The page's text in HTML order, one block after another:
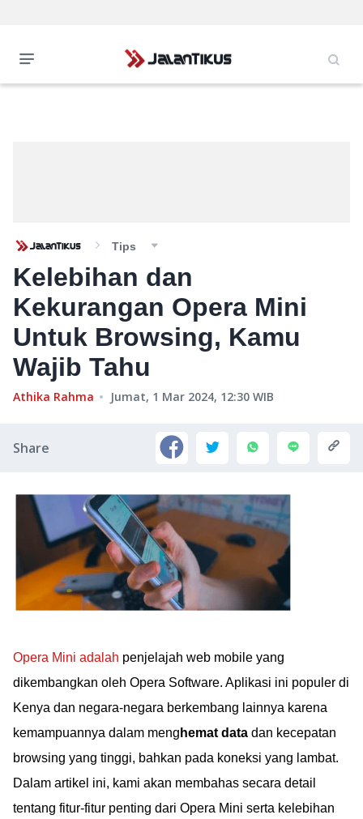
Tips
Kelebihan dan
Kekurangan Opera Mini
Untuk Browsing, Kamu
Wajib Tahu
Athika Rahma Jumat, 1 Mar 2024, 12:30 WIB
Share
Opera Mini adalah penjelajah web mobile yang
dikembangkan oleh Opera Software. Aplikasi ini populer di
Kenya dan negara-negara berkembang lainnya karena
kemampuannya dalam meng hemat data dan kecepatan
browsing yang tinggi, bahkan pada koneksi yang lambat.
Dalam artikel ini, kami akan membahas secara detail
tentang fitur-fitur penting dari Opera Mini serta kelebihan